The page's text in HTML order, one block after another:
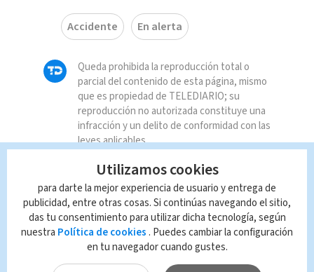
Accidente En alerta
Queda prohibida la reproducción total o
parcial del contenido de esta página, mismo
que es propiedad de TELEDIARIO; su
reproducción no autorizada constituye una
infracción y un delito de conformidad con las
leyes aplicables.
Utilizamos cookies
para darte la mejor experiencia de usuario y entrega de
publicidad, entre otras cosas. Si continúas navegando el sitio,
das tu consentimiento para utilizar dicha tecnología, según
nuestra Política de cookies . Puedes cambiar la configuración
en tu navegador cuando gustes.